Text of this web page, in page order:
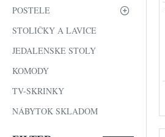
POSTELE
STOLIČKY A LAVICE
JEDALENSKE STOLY
KOMODY
TV-SKRINKY
NÁBYTOK SKLADOM